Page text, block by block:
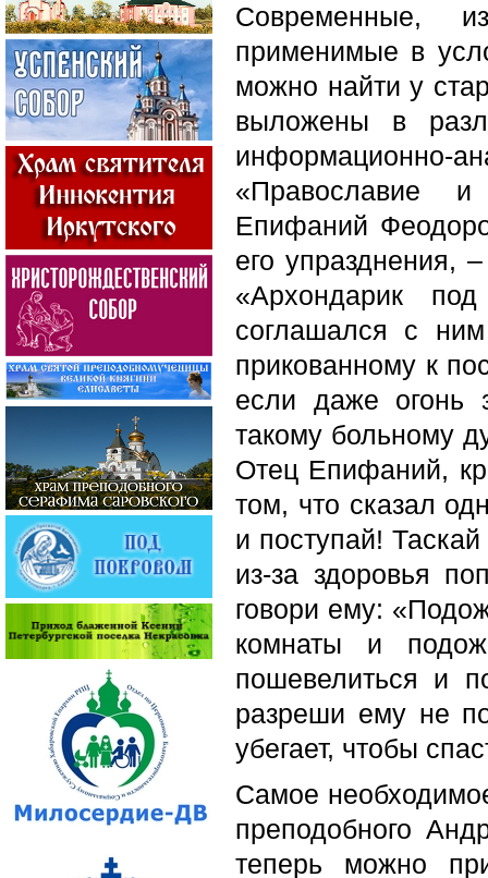
Современные,
применимые в
можно найти у
выложены в
информационно-
«Православие и
Епифаний
его упразднения,
«Архондарик
соглашался с
прикованному к
если даже огонь
такому больному
Отец Епифаний,
том, что сказал
и поступай!
из-за здоровья
говори ему:
комнаты и
пошевелиться и
разреши ему не
убегает, чтобы
Самое
преподобного
теперь можно